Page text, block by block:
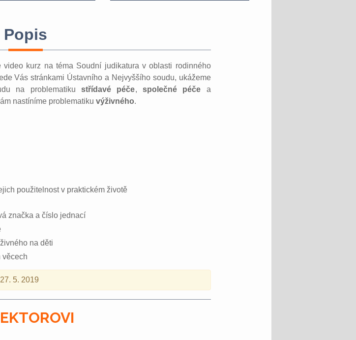
Popis
kurz na téma Soudní judikatura v oblasti rodinného
Vás stránkami Ústavního a Nejvyššího soudu, ukážeme
na problematikustřídavé péče, společné péče a
nastíníme problematikuvýživného.
použitelnost v praktickém životě
značka a číslo jednací
na děti
věcech
5. 2019